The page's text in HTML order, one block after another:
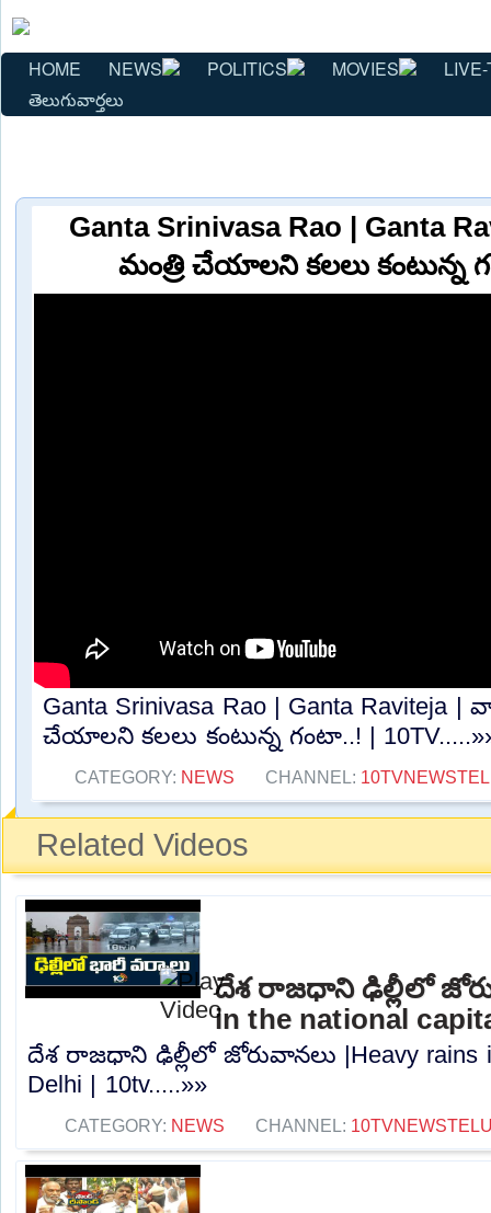
HOME NEWS POLITICS MOVIES
తెలుగువార్తలు
Ganta Srinivasa Rao | Ganta
మంత్రి చేయాలని కలలు కంటున్న
Ganta Srinivasa Rao | Ganta Raviteja |
చేయాలని కలలు కంటున్న గంటా..! |
CATEGORY: NEWS CHANNEL:
Related Videos
దేశ రాజధాని ఢిల్లీలో
in the national
దేశ రాజధాని ఢిల్లీలో జోరువానలు |Heavy rains
Delhi | 10tv.....»»
CATEGORY: NEWS CHANNEL: